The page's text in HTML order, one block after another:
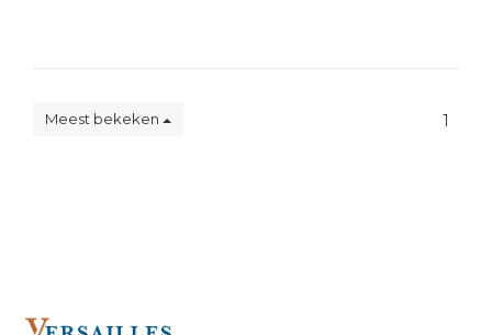
Meest bekeken 1